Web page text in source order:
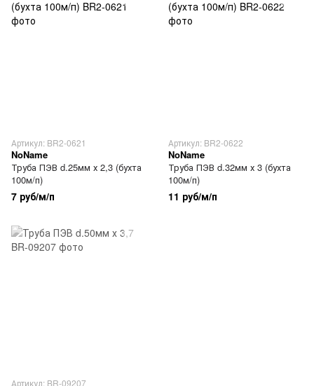
Артикул: BR2-0621
NoName
Труба ПЭВ d.25мм х 2,3 (бухта
100м/п)
7 руб/м/п
Артикул: BR2-0622
NoName
Труба ПЭВ d.32мм х 3 (бухта
100м/п)
11 руб/м/п
Артикул: BR-09207